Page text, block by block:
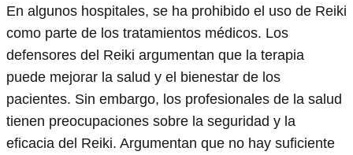
En algunos hospitales, se ha prohibido el uso de Reiki
como parte de los tratamientos médicos. Los
defensores del Reiki argumentan que la terapia
puede mejorar la salud y el bienestar de los
pacientes. Sin embargo, los profesionales de la salud
tienen preocupaciones sobre la seguridad y la
eficacia del Reiki. Argumentan que no hay suficiente